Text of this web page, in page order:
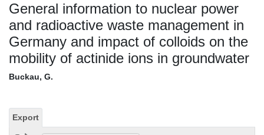
General information to nuclear power
and radioactive waste management in
Germany and impact of colloids on the
mobility of actinide ions in groundwater
Buckau, G.
Export